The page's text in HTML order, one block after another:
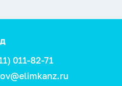
011-82-71